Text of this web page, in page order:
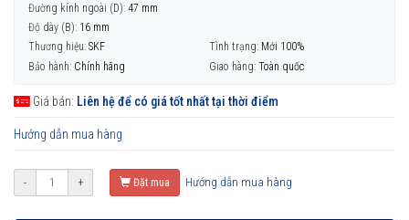
Đường kính ngoài (D): 47 mm
Độ dày (B): 16 mm
Thương hiệu: SKF Tình trạng: Mới 100%
Bảo hành: Chính hãng Giao hàng: Toàn quốc
Giá bán: Liên hệ để có giá tốt nhất tại thời điểm
Hướng dẫn mua hàng
- + Đặt mua Hướng dẫn mua hàng